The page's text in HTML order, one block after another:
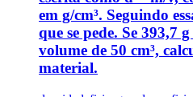
em g/cm³. Seguindo
que se pede. Se 393,7
volume de 50 cm³,
material.